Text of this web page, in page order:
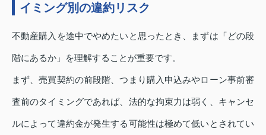
イミング別の違約リスク
不動産購入を途中でやめたいと思ったとき、まずは「どの段
階にあるか」を理解することが重要です。
まず、売買契約の前段階、つまり購入申込みやローン事前審
査前のタイミングであれば、法的な拘束力は弱く、キャンセ
ルによって違約金が発生する可能性は極めて低いとされてい